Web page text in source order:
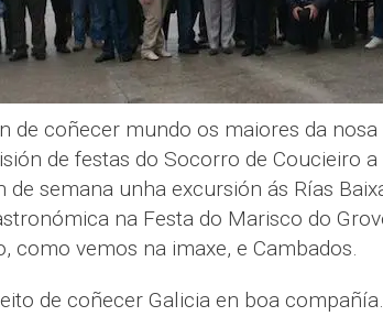
de coñecer mundo os maiores da
de festas do Socorro de Coucieiro
de semana unha excursión ás Rías
na Festa do Marisco do
como vemos na imaxe, e Cambados.
de coñecer Galicia en boa compañía.